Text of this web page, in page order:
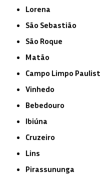
Lorena
São Sebastião
São Roque
Matão
Campo Limpo
Vinhedo
Bebedouro
Ibiúna
Cruzeiro
Lins
Pirassununga